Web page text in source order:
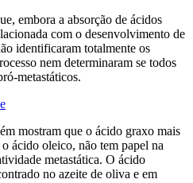
embora a absorção de ácidos
com o desenvolvimento de
identificaram totalmente os
nem determinaram se todos
metastáticos.
mostram que o ácido graxo mais
ácido oleico, não tem papel na
metastática. O ácido
no azeite de oliva e em